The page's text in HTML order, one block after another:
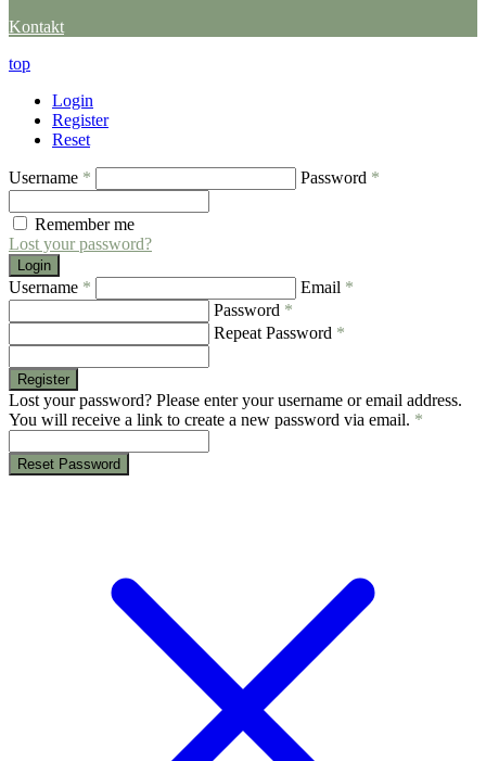
Kontakt
top
Login
Register
Reset
Username * Password *
Remember me
Lost your password?
Login
Username * Email *
Password *
Repeat Password *
Register
Lost your password? Please enter your username or email address.
You will receive a link to create a new password via email. *
Reset Password